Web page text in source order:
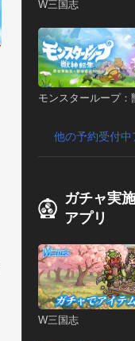
W三国志
モンスターループ：
他の予約受付中
ガチャ実
アプリ
W三国志